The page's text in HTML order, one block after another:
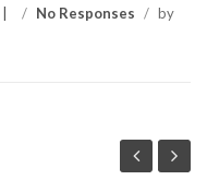
/ No Responses / by